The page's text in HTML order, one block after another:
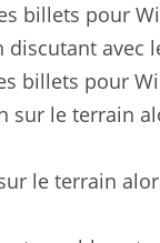
discutant
billets pour
le terrain